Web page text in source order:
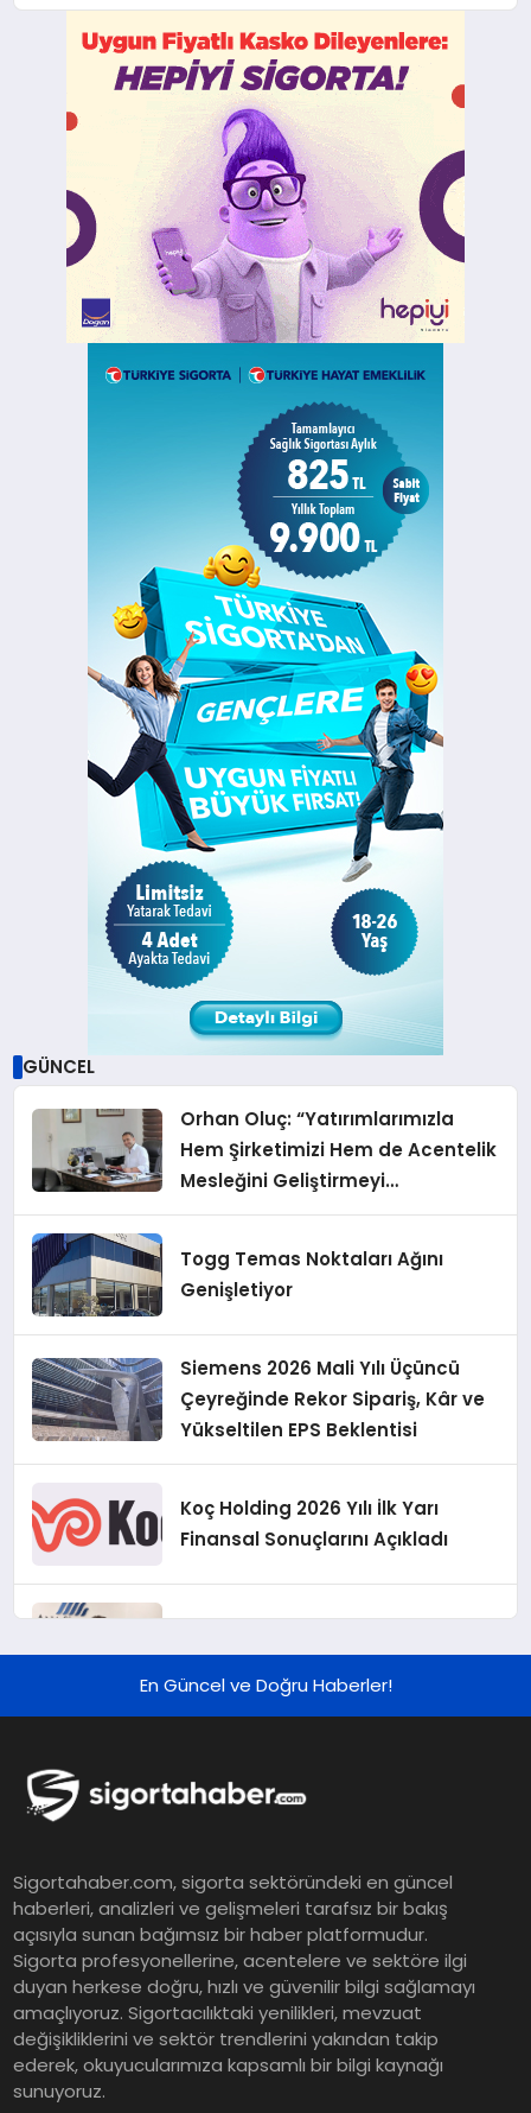
GÜNCEL
Orhan Oluç: “Yatırımlarımızla
Hem Şirketimizi Hem de Acentelik
Mesleğini Geliştirmeyi
Hedefliyoruz”
Togg Temas Noktaları Ağını
Genişletiyor
Siemens 2026 Mali Yılı Üçüncü
Çeyreğinde Rekor Sipariş, Kâr ve
Yükseltilen EPS Beklentisi
Koç Holding 2026 Yılı İlk Yarı
Finansal Sonuçlarını Açıkladı
Grup Müdürü Olarak Atandı
ürünleri uzun vadeyi tutuyor
Şekerbank 2026 İlk Yarı Finansal
Sonuçları
ING Türkiye 2026 Yılının İlk
Yarısına İlişkin Konsolide Finansal
Sonuçlarını Açıkladı
En Güncel ve Doğru Haberler!
Sigortahaber.com, sigorta sektöründeki en güncel
haberleri, analizleri ve gelişmeleri tarafsız bir bakış
açısıyla sunan bağımsız bir haber platformudur.
Sigorta profesyonellerine, acentelere ve sektöre ilgi
duyan herkese doğru, hızlı ve güvenilir bilgi sağlamayı
amaçlıyoruz. Sigortacılıktaki yenilikleri, mevzuat
değişikliklerini ve sektör trendlerini yakından takip
ederek, okuyucularımıza kapsamlı bir bilgi kaynağı
sunuyoruz.